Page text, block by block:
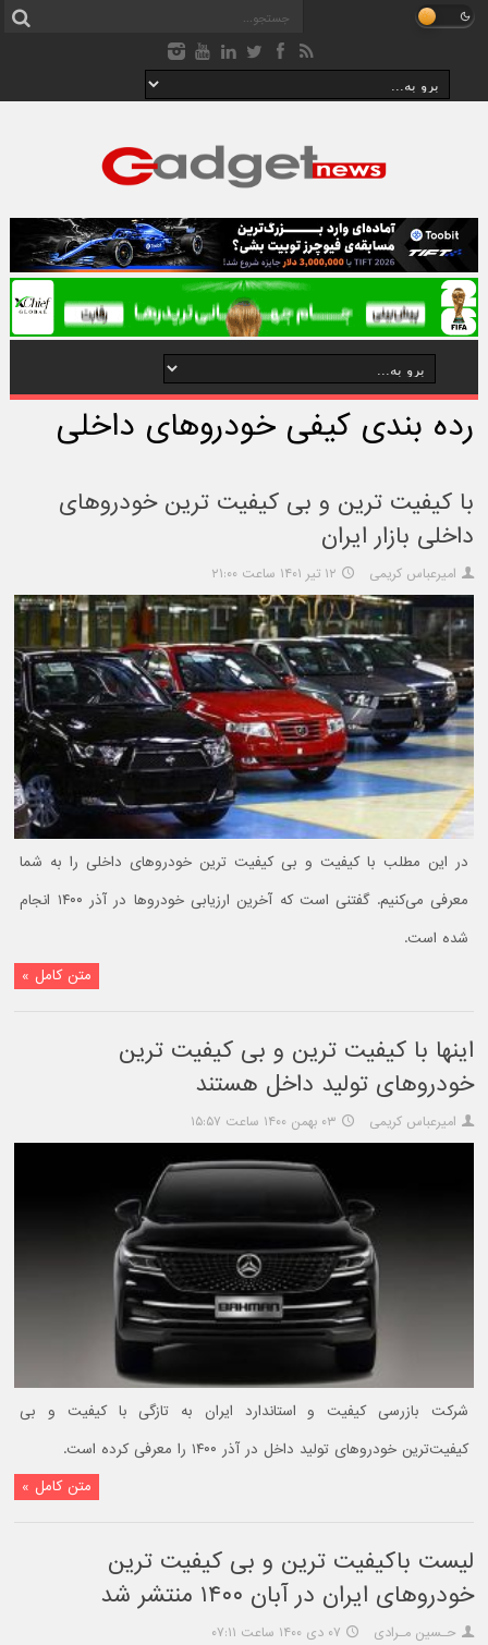
رده بندی کیفی خودروهای داخلی
با کیفیت ترین و بی کیفیت ترین خودروهای
داخلی بازار ایران
امیرعباس کریمی ۱۲ تیر ۱۴۰۱ ساعت ۲۱:۰۰
در این مطلب با کیفیت و بی کیفیت ترین خودروهای داخلی را به شما
معرفی می‌کنیم. گفتنی است که آخرین ارزیابی خودروها در آذر ۱۴۰۰ انجام
شده است.
متن کامل »
اینها با کیفیت ترین و بی کیفیت ترین
خودروهای تولید داخل هستند
امیرعباس کریمی ۰۳ بهمن ۱۴۰۰ ساعت ۱۵:۵۷
شرکت بازرسی کیفیت و استاندارد ایران به تازگی با کیفیت و بی
کیفیت‌ترین خودروهای تولید داخل در آذر ۱۴۰۰ را معرفی کرده است.
متن کامل »
لیست باکیفیت ترین و بی کیفیت ترین
خودروهای ایران در آبان ۱۴۰۰ منتشر شد
حـسین مـرادی ۰۷ دی ۱۴۰۰ ساعت ۰۷:۱۱